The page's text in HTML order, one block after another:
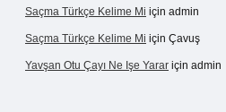
Saçma Türkçe Kelime Mi için admin
Saçma Türkçe Kelime Mi için Çavuş
Yavşan Otu Çayı Ne Işe Yarar için admin